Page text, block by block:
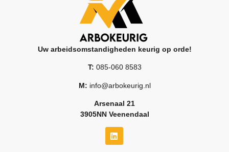
Uw arbeidsomstandigheden keurig op orde!
T: 085-060 8583
M: info@arbokeurig.nl
Arsenaal 21
3905NN Veenendaal